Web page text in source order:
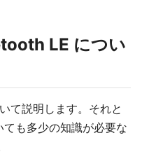
LE につい
て説明します。それと
も多少の知識が必要な